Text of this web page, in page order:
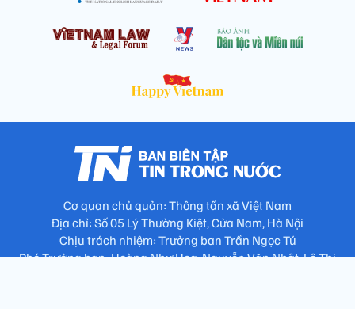
Cơ quan chủ quản: Thông tấn xã Việt Nam
Địa chỉ: Số 05 Lý Thường Kiệt, Cửa Nam, Hà Nội
Chịu trách nhiệm: Trưởng ban Trần Ngọc Tú
Phó Trưởng ban: Hoàng Như Hoa, Nguyễn Văn Nhật, Lê Thị